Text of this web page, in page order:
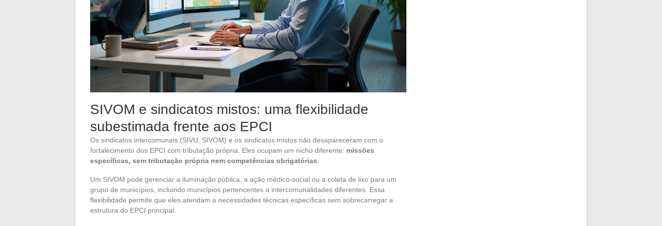
SIVOM e sindicatos mistos: uma flexibilidade
subestimada frente aos EPCI
Os sindicatos intercomunais (SIVU, SIVOM) e os sindicatos mistos não desapareceram com o
fortalecimento dos EPCI com tributação própria. Eles ocupam um nicho diferente: missões
específicas, sem tributação própria nem competências obrigatórias
Um SIVOM pode gerenciar a iluminação pública, a ação médico-social ou a coleta de lixo para um
grupo de municípios, incluindo municípios pertencentes a intercomunalidades diferentes. Essa
flexibilidade permite que eles atendam a necessidades técnicas específicas sem sobrecarregar a
estrutura do EPCI principal.